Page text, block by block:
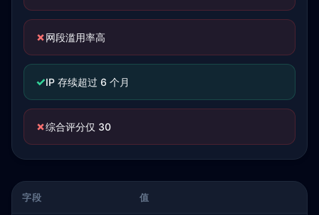
✗网段滥用率高
✓IP 存续超过 6 个月
✗综合评分仅 30
字段 值